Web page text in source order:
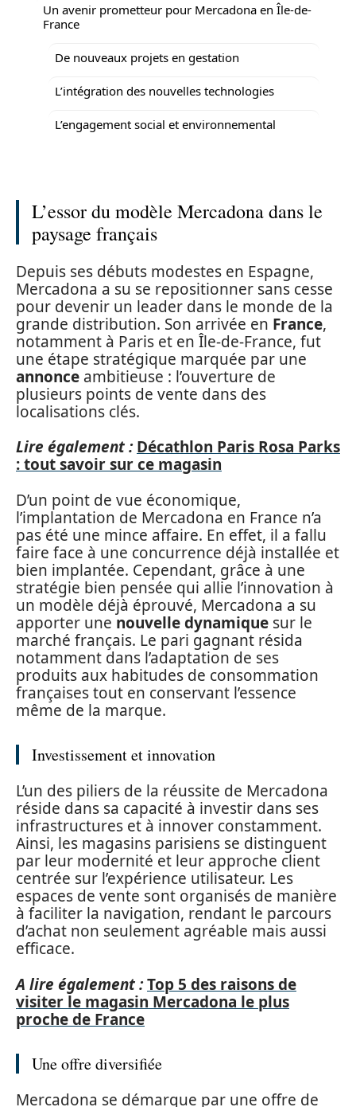
Un avenir prometteur pour Mercadona en Île-de-
France
De nouveaux projets en gestation
L’intégration des nouvelles technologies
L’engagement social et environnemental
L’essor du modèle Mercadona dans le
paysage français
Depuis ses débuts modestes en Espagne,
Mercadona a su se repositionner sans cesse
pour devenir un leader dans le monde de la
grande distribution. Son arrivée en France,
notamment à Paris et en Île-de-France, fut
une étape stratégique marquée par une
annonce ambitieuse : l’ouverture de
plusieurs points de vente dans des
localisations clés.
Lire également : Décathlon Paris Rosa Parks
: tout savoir sur ce magasin
D’un point de vue économique,
l’implantation de Mercadona en France n’a
pas été une mince affaire. En effet, il a fallu
faire face à une concurrence déjà installée et
bien implantée. Cependant, grâce à une
stratégie bien pensée qui allie l’innovation à
un modèle déjà éprouvé, Mercadona a su
apporter une nouvelle dynamique sur le
marché français. Le pari gagnant résida
notamment dans l’adaptation de ses
produits aux habitudes de consommation
françaises tout en conservant l’essence
même de la marque.
Investissement et innovation
L’un des piliers de la réussite de Mercadona
réside dans sa capacité à investir dans ses
infrastructures et à innover constamment.
Ainsi, les magasins parisiens se distinguent
par leur modernité et leur approche client
centrée sur l’expérience utilisateur. Les
espaces de vente sont organisés de manière
à faciliter la navigation, rendant le parcours
d’achat non seulement agréable mais aussi
efficace.
A lire également :Top 5 des raisons de
visiter le magasin Mercadona le plus
proche de France
Une offre diversifiée
Mercadona se démarque par une offre de